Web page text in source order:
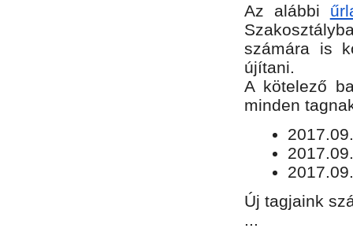
Az alábbi
számára is
újítani.
​A kötelező
minden
Új tagjaink